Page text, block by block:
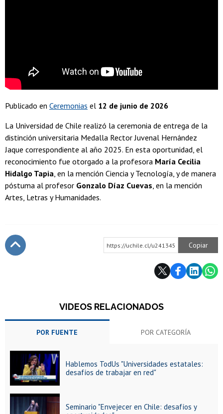
Publicado en Ceremonias el 12 de junio de 2026
La Universidad de Chile realizó la ceremonia de entrega de la
distinción universitaria Medalla Rector Juvenal Hernández
Jaque correspondiente al año 2025. En esta oportunidad, el
reconocimiento fue otorgado a la profesora María Cecilia
Hidalgo Tapia , en la mención Ciencia y Tecnología, y de manera
póstuma al profesor Gonzalo Díaz Cuevas , en la mención
Artes, Letras y Humanidades.
https://uchile.cl/u241345 Copiar
VIDEOS RELACIONADOS
POR FUENTE POR CATEGORÍA
Hablemos TodUs "Universidades estatales:
desafíos de trabajar en red"
Seminario "Envejecer en Chile: desafíos y